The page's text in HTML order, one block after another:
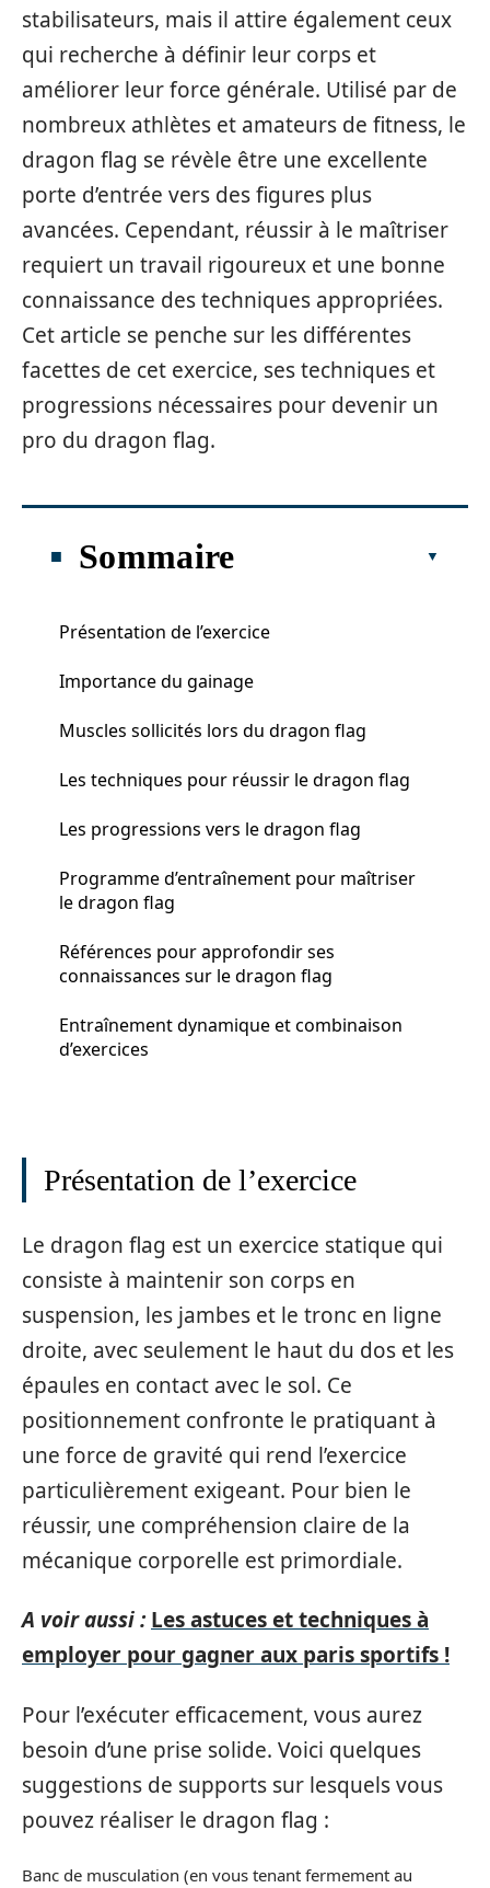
stabilisateurs, mais il attire également ceux
qui recherche à définir leur corps et
améliorer leur force générale. Utilisé par de
nombreux athlètes et amateurs de fitness, le
dragon flag se révèle être une excellente
porte d’entrée vers des figures plus
avancées. Cependant, réussir à le maîtriser
requiert un travail rigoureux et une bonne
connaissance des techniques appropriées.
Cet article se penche sur les différentes
facettes de cet exercice, ses techniques et
progressions nécessaires pour devenir un
pro du dragon flag.
Sommaire
Présentation de l’exercice
Importance du gainage
Muscles sollicités lors du dragon flag
Les techniques pour réussir le dragon flag
Les progressions vers le dragon flag
Programme d’entraînement pour maîtriser
le dragon flag
Références pour approfondir ses
connaissances sur le dragon flag
Entraînement dynamique et combinaison
d’exercices
Présentation de l’exercice
Le dragon flag est un exercice statique qui
consiste à maintenir son corps en
suspension, les jambes et le tronc en ligne
droite, avec seulement le haut du dos et les
épaules en contact avec le sol. Ce
positionnement confronte le pratiquant à
une force de gravité qui rend l’exercice
particulièrement exigeant. Pour bien le
réussir, une compréhension claire de la
mécanique corporelle est primordiale.
A voir aussi : Les astuces et techniques à
employer pour gagner aux paris sportifs !
Pour l’exécuter efficacement, vous aurez
besoin d’une prise solide. Voici quelques
suggestions de supports sur lesquels vous
pouvez réaliser le dragon flag :
Banc de musculation (en vous tenant fermement au